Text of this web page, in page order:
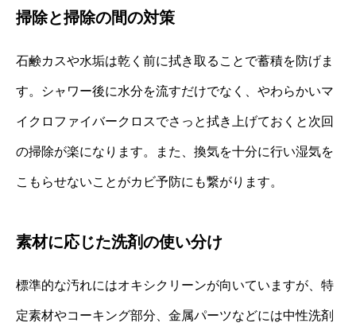
掃除と掃除の間の対策
石鹸カスや水垢は乾く前に拭き取ることで蓄積を防げま
す。シャワー後に水分を流すだけでなく、やわらかいマ
イクロファイバークロスでさっと拭き上げておくと次回
の掃除が楽になります。また、換気を十分に行い湿気を
こもらせないことがカビ予防にも繋がります。
素材に応じた洗剤の使い分け
標準的な汚れにはオキシクリーンが向いていますが、特
定素材やコーキング部分、金属パーツなどには中性洗剤